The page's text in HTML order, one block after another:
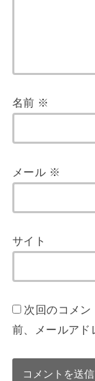
名前 ※
メール ※
サイト
次回のコメン
前、メールアド